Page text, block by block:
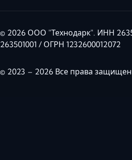
© 2026 ООО "Технодарк". ИНН
263501001 / ОГРН 1232600012072
© 2023 – 2026 Все права